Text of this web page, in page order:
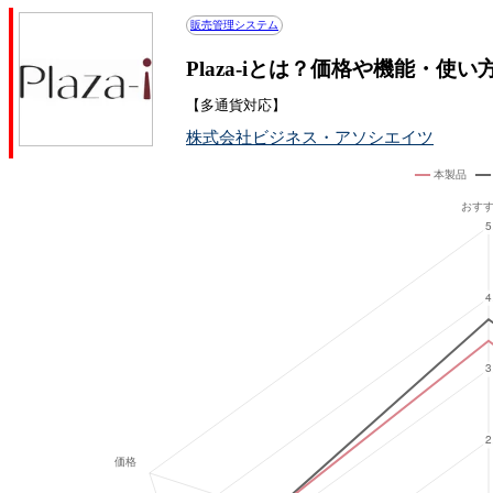
販売管理システム
Plaza-iとは？価格や機能・使い
【多通貨対応】
株式会社ビジネス・アソシエイツ